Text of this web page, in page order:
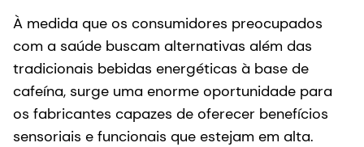
À medida que os consumidores preocupados
com a saúde buscam alternativas além das
tradicionais bebidas energéticas à base de
cafeína, surge uma enorme oportunidade para
os fabricantes capazes de oferecer benefícios
sensoriais e funcionais que estejam em alta.